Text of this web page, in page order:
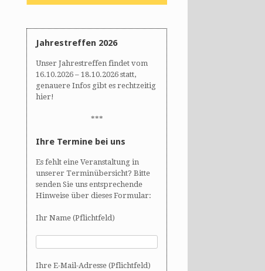
Jahrestreffen 2026
Unser Jahrestreffen findet vom
16.10.2026 – 18.10.2026 statt,
genauere Infos gibt es rechtzeitig
hier!
***
Ihre Termine bei uns
Es fehlt eine Veranstaltung in
unserer Terminübersicht? Bitte
senden Sie uns entsprechende
Hinweise über dieses Formular:
Ihr Name (Pflichtfeld)
Ihre E-Mail-Adresse (Pflichtfeld)